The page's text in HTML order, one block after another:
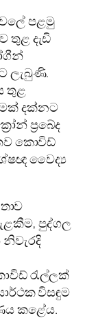
පළමු
තුළ දැඩි
ලැබුණි.
තුළ
දක්නට
ප්‍රබේද
කොවිඩ්
වෛද්‍ය
පුද්ගල
රැල්ලක්
විසඳුම
කළේය.